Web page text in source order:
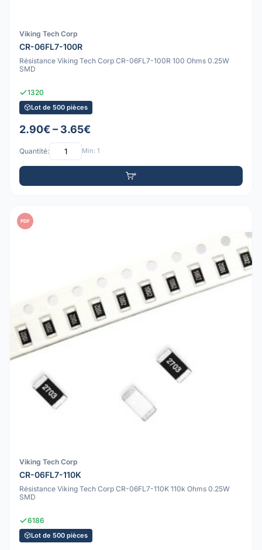
Viking Tech Corp
CR-06FL7-100R
Résistance Viking Tech Corp CR-06FL7-100R 100 Ohms 0.25W
SMD
1320
Lot de 500 pièces
2.90€ – 3.65€
Quantité: Min: 1
PDF
Viking Tech Corp
CR-06FL7-110K
Résistance Viking Tech Corp CR-06FL7-110K 110k Ohms 0.25W
SMD
6186
Lot de 500 pièces